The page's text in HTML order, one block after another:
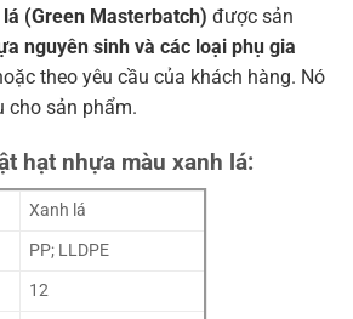
(Green Masterbatch) được sản
nguyên sinh và các loại phụ gia
theo yêu cầu của khách hàng. Nó
cho sản phẩm.
hạt nhựa màu xanh lá:
Xanh lá
PP; LLDPE
12